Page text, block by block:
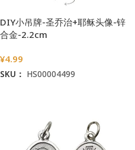
DIY小吊牌-圣乔治+耶稣头像-锌
合金-2.2cm
¥4.99
SKU： HS00004499